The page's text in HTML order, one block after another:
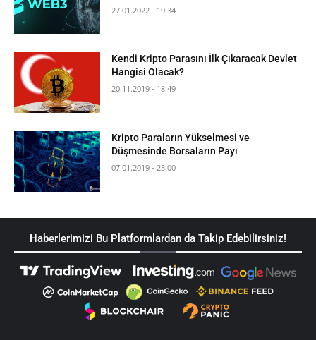
27.01.2022 - 19:34
Kendi Kripto Parasını İlk Çıkaracak Devlet
Hangisi Olacak?
20.11.2019 - 18:49
Kripto Paraların Yükselmesi ve
Düşmesinde Borsaların Payı
07.01.2019 - 23:00
Haberlerimizi Bu Platformlardan da Takip Edebilirsiniz!